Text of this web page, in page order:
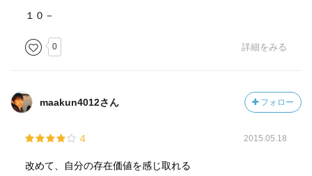
１０－
0 詳細をみる
maakun4012さん フォロー
4 2015.05.18
改めて、自分の存在価値を感じ取れる